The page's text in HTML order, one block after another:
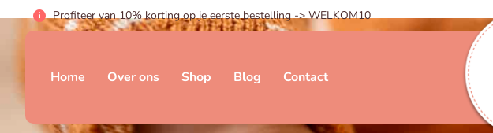
Profiteer van 10% korting op je eerste bestelling -> WELKOM10
Home Over ons Shop Blog Contact